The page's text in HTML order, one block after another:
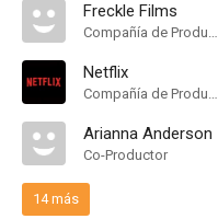
Freckle Films
Compañía de Produccion
Netflix
Compañía de Produccion
Arianna Anderson
Co-Productor
14 más